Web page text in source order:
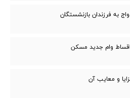
به فرزندان بازنشستگان
وام جدید مسکن
و معایب‌ آن